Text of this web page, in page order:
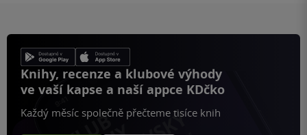
Knihy, recenze a klubové výhody
ve vaší kapse a naší appce KDčko
Každý měsíc společně přečteme tisíce knih